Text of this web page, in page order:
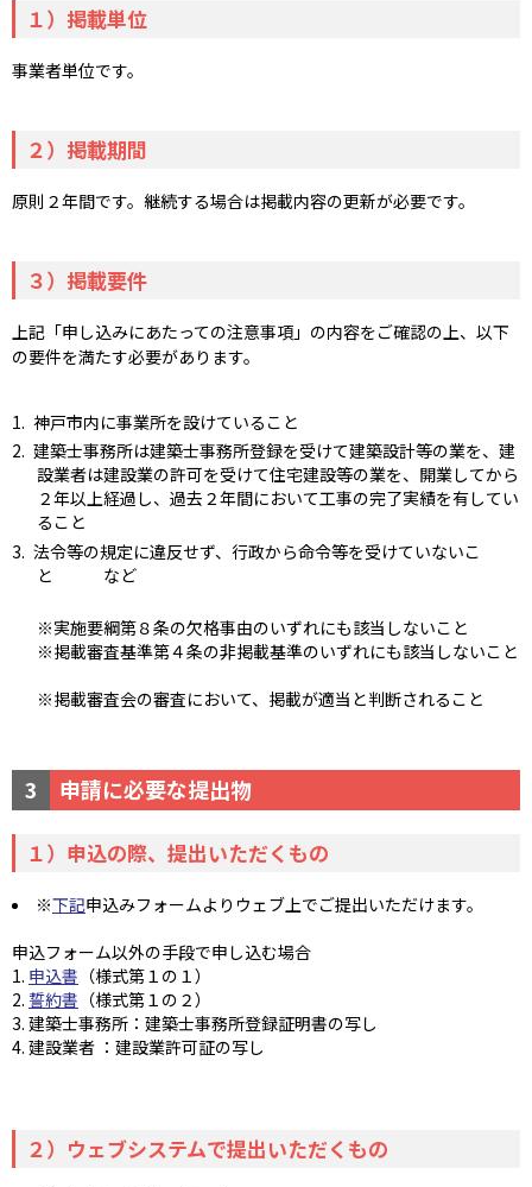
１）掲載単位
事業者単位です。
２）掲載期間
原則２年間です。継続する場合は掲載内容の更新が必要です。
３）掲載要件
上記「申し込みにあたっての注意事項」の内容をご確認の上、以下
の要件を満たす必要があります。
神戸市内に事業所を設けていること
建築士事務所は建築士事務所登録を受けて建築設計等の業を、建
設業者は建設業の許可を受けて住宅建設等の業を、開業してから
２年以上経過し、過去２年間において工事の完了実績を有してい
ること
法令等の規定に違反せず、行政から命令等を受けていないこ
と など
※実施要綱第８条の欠格事由のいずれにも該当しないこと
※掲載審査基準第４条の非掲載基準のいずれにも該当しないこと
※掲載審査会の審査において、掲載が適当と判断されること
3 申請に必要な提出物
１）申込の際、提出いただくもの
※下記申込みフォームよりウェブ上でご提出いただけます。
申込フォーム以外の手段で申し込む場合
1. 申込書 （様式第１の１）
2. 誓約書 （様式第１の２）
3. 建築士事務所：建築士事務所登録証明書の写し
4. 建設業者 ：建設業許可証の写し
２）ウェブシステムで提出いただくもの